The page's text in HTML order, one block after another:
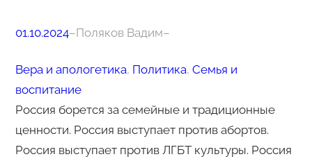
01.10.2024–Поляков Вадим–
Вера и апологетика, Политика, Семья и
воспитание
Россия борется за семейные и традиционные
ценности. Россия выступает против абортов.
Россия выступает против ЛГБТ культуры. Россия